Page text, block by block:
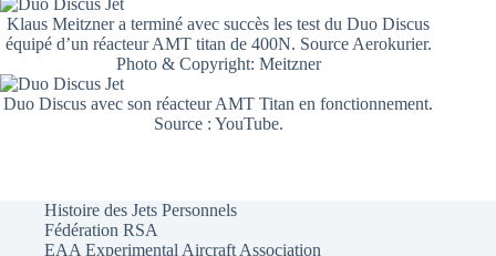
Klaus Meitzner a terminé avec succès les test du Duo Discus
équipé d’un réacteur AMT titan de 400N. Source Aerokurier.
Photo & Copyright: Meitzner
Duo Discus avec son réacteur AMT Titan en fonctionnement.
Source : YouTube.
Histoire des Jets Personnels
Fédération RSA
EAA Experimental Aircraft Association